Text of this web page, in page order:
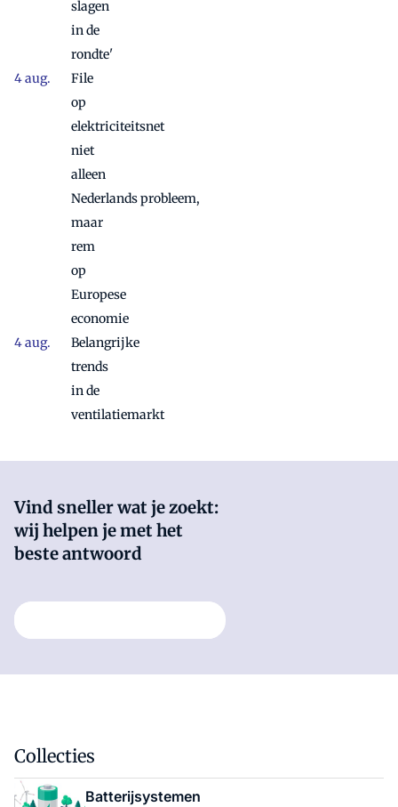
slagen
in de
rondte'
File
op
elektriciteitsnet
niet
alleen
Nederlands probleem,
maar
rem
op
Europese
economie
Belangrijke
trends
in de
ventilatiemarkt
Vind sneller wat je zoekt:
wij helpen je met het
beste antwoord
Stel hier je vraag
Collecties
Batterijsystemen